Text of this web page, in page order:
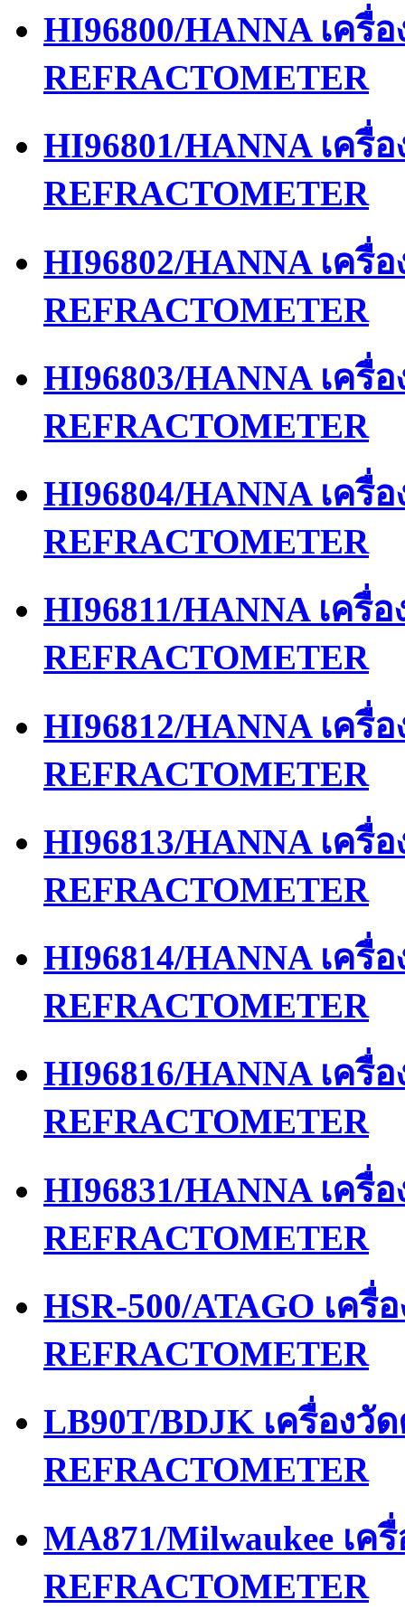
HI96800/HANNA เค
REFRACTOMETER
HI96801/HANNA เค
REFRACTOMETER
HI96802/HANNA เค
REFRACTOMETER
HI96803/HANNA เค
REFRACTOMETER
HI96804/HANNA เค
REFRACTOMETER
HI96811/HANNA เค
REFRACTOMETER
HI96812/HANNA เค
REFRACTOMETER
HI96813/HANNA เค
REFRACTOMETER
HI96814/HANNA เค
REFRACTOMETER
HI96816/HANNA เครื่
REFRACTOMETER
HI96831/HANNA เค
REFRACTOMETER
HSR-500/ATAGO เค
REFRACTOMETER
LB90T/BDJK เครื่องวั
REFRACTOMETER
MA871/Milwaukee เ
REFRACTOMETER